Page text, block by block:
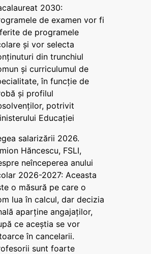
2030:
de examen vor fi
de programele
și vor selecta
din trunchiul
și curriculumul de
în funcție de
și profilul
potrivit
Educației
salarizării 2026.
Hăncescu, FSLI,
neînceperea anului
2026-2027: Aceasta
o măsură pe care o
lua în calcul, dar decizia
aparține angajaților,
ce aceștia se vor
în cancelarii.
sunt foarte